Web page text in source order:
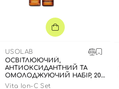
USOLAB
ОСВІТЛЮЮЧИЙ,
АНТИОКСИДАНТНИЙ ТА
ОМОЛОДЖУЮЧИЙ НАБІР, 20
МЛ + 1,5 Г
Vita Ion-C Set